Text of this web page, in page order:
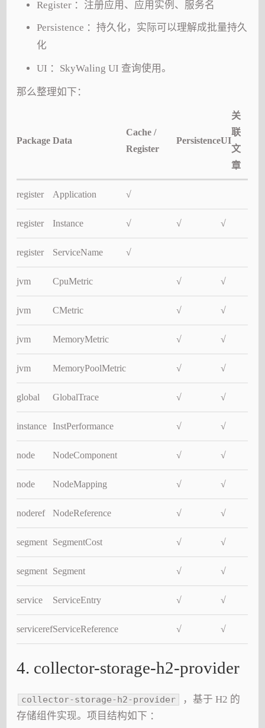
Register ：注册应用、应用实例、服务名
Persistence ：持久化，实际可以理解成批量持久
化
UI ：SkyWaling UI 查询使用。
那么整理如下：
Package Data
Cache /
Register
PersistenceUI
关
联
文
章
register Application √
register Instance √ √ √
register ServiceName √
jvm CpuMetric √ √
jvm CMetric √ √
jvm MemoryMetric √ √
jvm MemoryPoolMetric √ √
global GlobalTrace √ √
instance InstPerformance √ √
node NodeComponent √ √
node NodeMapping √ √
noderef NodeReference √ √
segment SegmentCost √ √
segment Segment √ √
service ServiceEntry √ √
servicerefServiceReference √ √
4. collector-storage-h2-provider
collector-storage-h2-provider
，基于 H2 的
存储组件实现。项目结构如下 ：